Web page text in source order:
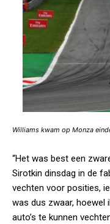
Williams kwam op Monza
“Het was best een
Sirotkin dinsdag in de
vechten voor posities,
was dus zwaar, hoewel
auto’s te kunnen